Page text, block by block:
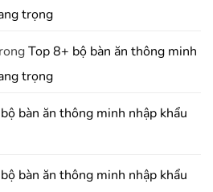
trọng
Top 8+ bộ bàn ăn thông minh
trọng
bàn ăn thông minh nhập khẩu
bàn ăn thông minh nhập khẩu